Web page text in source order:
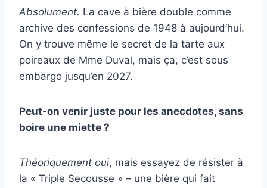
Absolument. La cave à bière double comme
archive des confessions de 1948 à aujourd’hui.
On y trouve même le secret de la tarte aux
poireaux de Mme Duval, mais ça, c’est sous
embargo jusqu’en 2027.
Peut-on venir juste pour les anecdotes, sans
boire une miette ?
Théoriquement oui, mais essayez de résister à
la « Triple Secousse » – une bière qui fait